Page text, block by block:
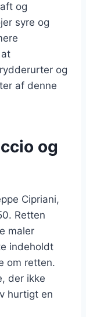
og
syre og
og
af denne
og
Cipriani,
Retten
maler
indeholdt
om retten.
der ikke
hurtigt en